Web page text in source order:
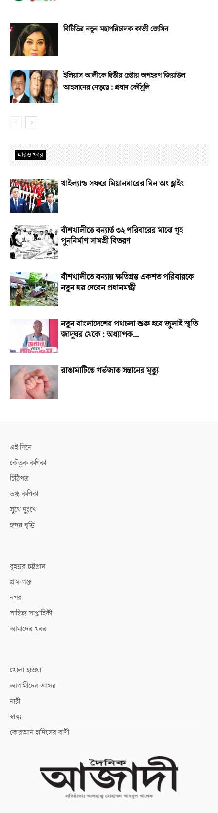
বিটিভির নতুন মহাপরিচালক কাজী জেসিন
ইলিয়াস আলীকে দ্বিতীয় চেষ্টায় অপহরণ জিয়াউল
আহসানের নেতৃত্বে : প্রধান কৌঁসুলি
আরও খবর
থাইল্যান্ড সফরে মিয়ানমারের মিন অং হ্লাইং
বাঁশখালীতে বন্যার্ত ৩২ পরিবারের মাঝে গৃহ
পুননির্মাণ সামগ্রী বিতরণ
বাঁশখালীতে বন্যায় ক্ষতিগ্রস্ত একশত পরিবারকে
নতুন ঘর দেবেন প্রধানমন্ত্রী
নতুন বাংলাদেশের পথচলা শুরু হবে জুলাই স্মৃতি
জাদুঘর থেকে : অধ্যাপক...
রাঙামাটিতে গর্ভজাত সন্তানের মৃত্যু
এই দিনে
কৌতুক কণিকা
চিঠিপত্র
তথ্য কণিকা
সুখে দুঃখে
হৃদয় বৃত্তি
বৃহত্তর চট্টগ্রাম
গ্রাম-গঞ্জ
নগর
সাহিত্য সাপ্তাহিকী
আমাদের খবর
খোলা হাওয়া
আগামীদের আসর
নারী
স্বাস্থ্য
কোরআন হাদিসের বাণী